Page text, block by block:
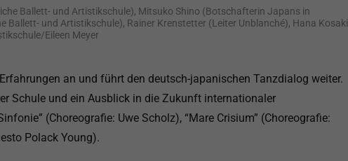
Ballett- und Artistikschule), Mitsuko Shino (Botschafterin Japans in
und Artistikschule), Rainer Krenstetter (Leiter Unblanché), Hana Kosaki
Eileen Meyer
an und führt den deutsch-japanischen Tanzdialog weiter.
Schule und ein Ausblick in die Zukunft internationaler
(Choreografie: Uwe Scholz), “Mare Crisium” (Choreografie:
Polack Young).